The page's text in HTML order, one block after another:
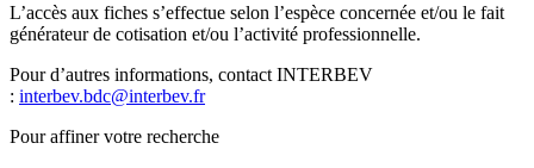
L’accès aux fiches s’effectue selon l’espèce concernée et/ou le fait
générateur de cotisation et/ou l’activité professionnelle.
Pour d’autres informations, contact INTERBEV
: interbev.bdc@interbev.fr
Pour affiner votre recherche